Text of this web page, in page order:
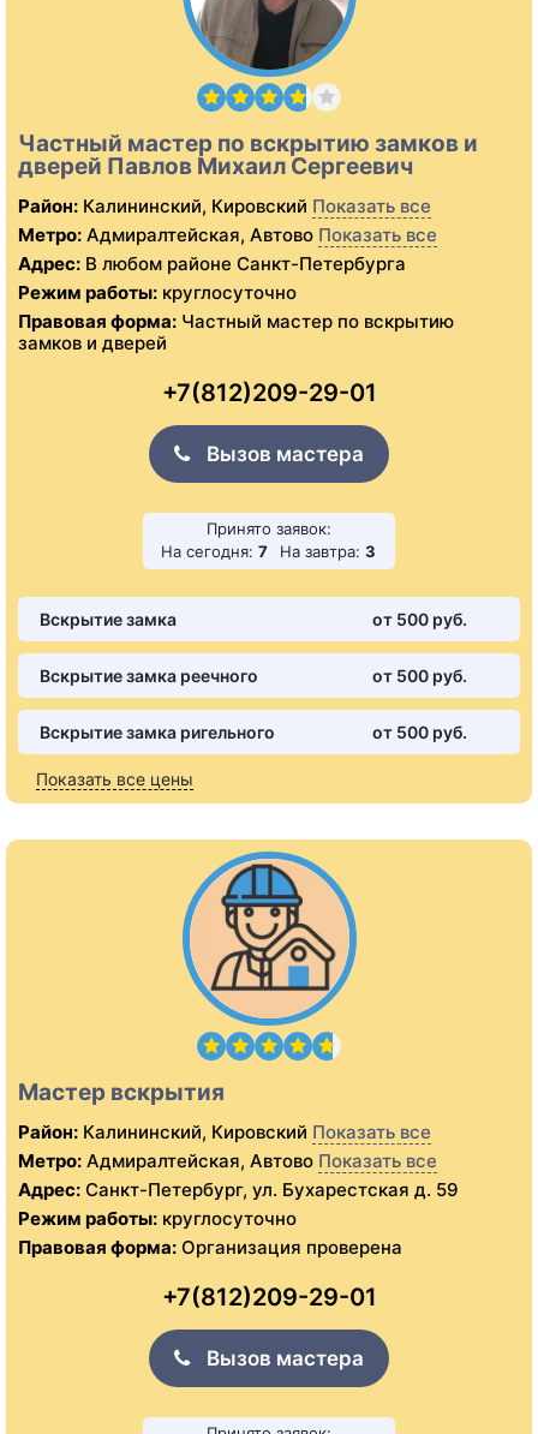
Частный мастер по вскрытию замков и
дверей Павлов Михаил Сергеевич
Район: Калининский, Кировский Показать все
Метро: Адмиралтейская, Автово Показать все
Адрес: В любом районе Санкт-Петербурга
Режим работы: круглосуточно
Правовая форма: Частный мастер по вскрытию
замков и дверей
+7(812)209-29-01
Вызов мастера
Принято заявок:
На сегодня: 7 На завтра: 3
Вскрытие замка от 500 pуб.
Вскрытие замка реечного от 500 pуб.
Вскрытие замка ригельного от 500 pуб.
Показать все цены
Мастер вскрытия
Район: Калининский, Кировский Показать все
Метро: Адмиралтейская, Автово Показать все
Адрес: Санкт-Петербург, ул. Бухарестская д. 59
Режим работы: круглосуточно
Правовая форма: Организация проверена
+7(812)209-29-01
Вызов мастера